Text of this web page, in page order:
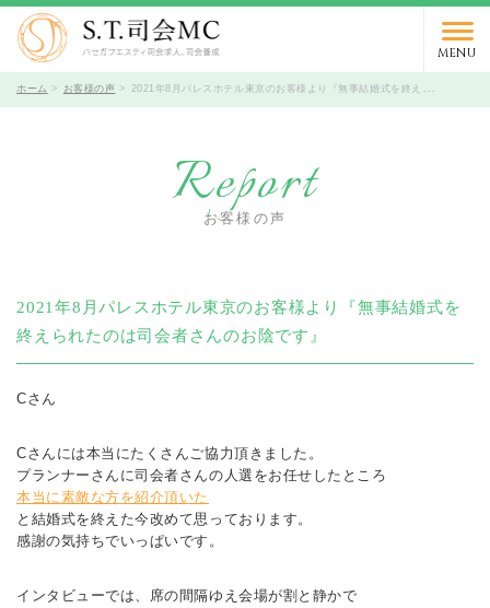
MENU
受付時間 10時～19時 / 定休日 火曜日
ホーム お客様の声 2021年8月パレスホテル東京のお客様より『無事結婚式を終えられたのは司会者さんのお陰です』
Report
お客様の声
2021年8月パレスホテル東京のお客様より『無事結婚式を
終えられたのは司会者さんのお陰です』
Cさん
Cさんには本当にたくさんご協力頂きました。
プランナーさんに司会者さんの人選をお任せしたところ
本当に素敵な方を紹介頂いた
と結婚式を終えた今改めて思っております。
感謝の気持ちでいっぱいです。
インタビューでは、席の間隔ゆえ会場が割と静かで